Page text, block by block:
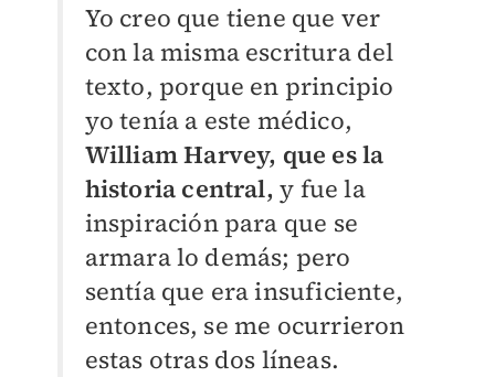
Yo creo que tiene que ver
con la misma escritura del
texto, porque en principio
yo tenía a este médico,
William Harvey, que es la
historia central, y fue la
inspiración para que se
armara lo demás; pero
sentía que era insuficiente,
entonces, se me ocurrieron
estas otras dos líneas.